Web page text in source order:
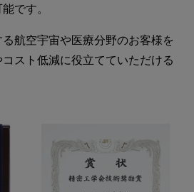
です。
航空宇宙や医療分野のお客様を
スト低減に役立てていただける